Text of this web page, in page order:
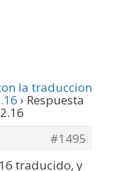
la traduccion
› Respuesta
#1495
traducido, y